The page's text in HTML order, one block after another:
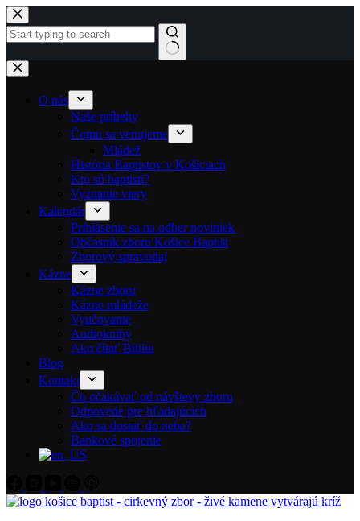
Skip to content
No results
O nás
Naše príbehy
Čomu sa venujeme
Mládež
História Baptistov v Košiciach
Kto sú baptisti?
Vyznanie viery
Kalendár
Prihlásenie sa na odber noviniek
Občasník zboru Košice Baptist
Zborový spravodaj
Kázne
Kázne zboru
Kázne mládeže
Vyučovanie
Audioknihy
Ako čítať Bibliu
Blog
Kontakt
Čo očakávať od návštevy zboru
Odpovede pre hľadajúcich
Ako sa dostať do neba?
Bankové spojenie